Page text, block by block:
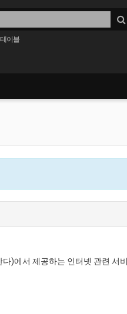
이블
)에서 제공하는 인터넷 관련 서